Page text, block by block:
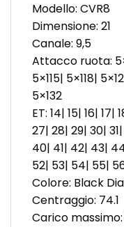
Modello: CVR8
Dimensione: 21
Canale: 9,5
Attacco ruota:
5×115| 5×118|
5×132
ET: 14| 15| 16|
27| 28| 29| 30|
40| 41| 42| 43|
52| 53| 54| 55|
Colore: Black
Centraggio: 74.1
Carico